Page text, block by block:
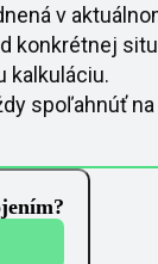
v
kalkuláciu.
spoľahnúť